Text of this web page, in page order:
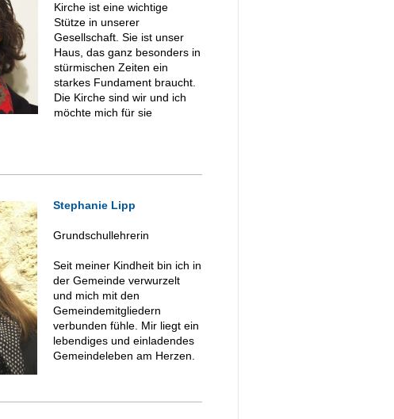
Kirche ist eine wichtige
Stütze in unserer
Gesellschaft. Sie ist unser
Haus, das ganz besonders in
stürmischen Zeiten ein
starkes Fundament braucht.
Die Kirche sind wir und ich
möchte mich für sie
Stephanie Lipp
Grundschullehrerin
Seit meiner Kindheit bin ich in
der Gemeinde verwurzelt
und mich mit den
Gemeindemitgliedern
verbunden fühle. Mir liegt ein
lebendiges und einladendes
Gemeindeleben am Herzen.